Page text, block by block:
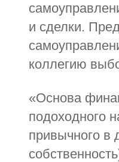
и сделки.
коллегию
«Основа
подоходного
привычного в